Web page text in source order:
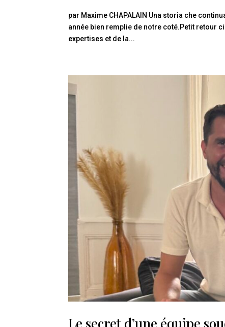
par Maxime CHAPALAIN Una storia che
année bien remplie de notre coté.Petit retour
expertises et de la...
Le secret d’une équipe